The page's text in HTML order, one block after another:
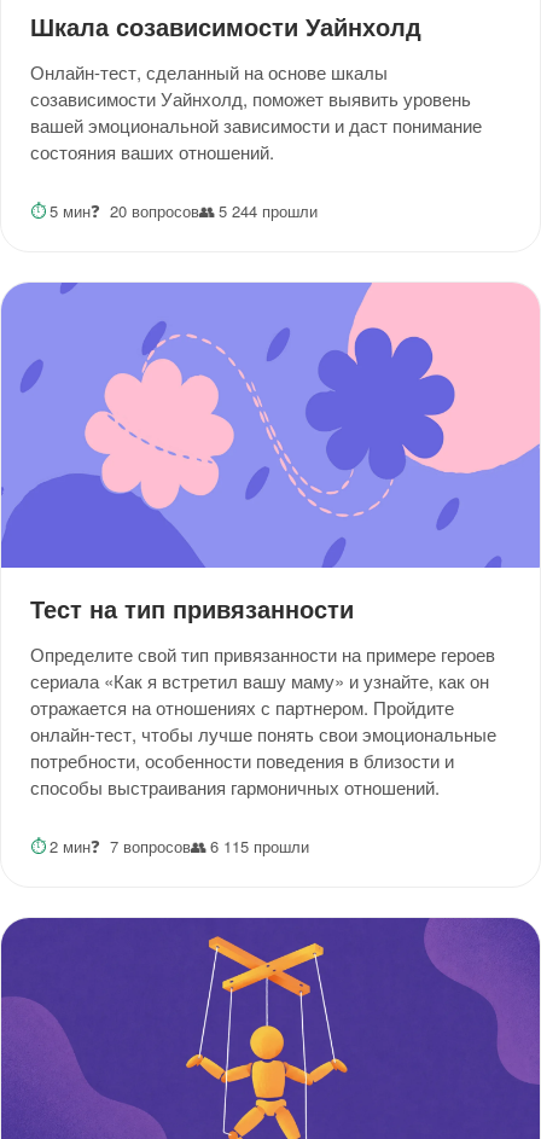
Шкала созависимости Уайнхолд
Онлайн-тест, сделанный на основе шкалы
созависимости Уайнхолд, поможет выявить уровень
вашей эмоциональной зависимости и даст понимание
состояния ваших отношений.
⏱5 мин❓ 20 вопросов👥5 244 прошли
Тест на тип привязанности
Определите свой тип привязанности на примере героев
сериала «Как я встретил вашу маму» и узнайте, как он
отражается на отношениях с партнером. Пройдите
онлайн-тест, чтобы лучше понять свои эмоциональные
потребности, особенности поведения в близости и
способы выстраивания гармоничных отношений.
⏱2 мин❓ 7 вопросов👥6 115 прошли